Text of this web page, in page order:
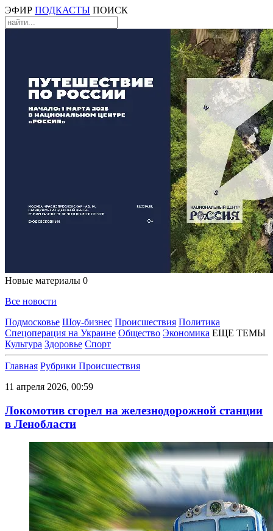
ЭФИР ПОДКАСТЫ ПОИСК
Новые материалы 0
Все новости
Подмосковье Шоу-бизнес Происшествия Политика
Спецоперация на Украине Общество Экономика ЕЩЕ ТЕМЫ
Культура Здоровье Спорт
Главная Рубрики Происшествия
11 апреля 2026, 00:59
Локомотив сгорел на железнодорожной станции
в Ленобласти